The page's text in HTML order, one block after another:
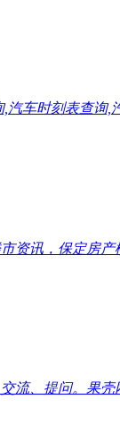
车时刻表查询,
资讯，保定房
、提问。果